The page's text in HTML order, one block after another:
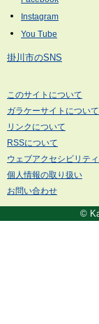
掛川市のSNS
このサイトについて
ガラケーサイトについて
リンクについて
RSSについて
ウェブアクセシビリティ
個人情報の取り扱い
お問い合わせ
©